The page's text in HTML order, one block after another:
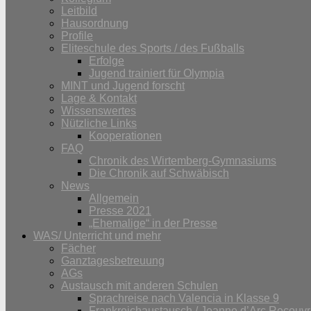
Leitbild
Hausordnung
Profile
Eliteschule des Sports / des Fußballs
Erfolge
Jugend trainiert für Olympia
MINT und Jugend forscht
Lage & Kontakt
Wissenswertes
Nützliche Links
Kooperationen
FAQ
Chronik des Wirtemberg-Gymnasiums
Die Chronik auf Schwäbisch
News
Allgemein
Presse 2021
„Ehemalige“ in der Presse
WAS/ Unterricht und mehr
Fächer
Ganztagesbetreuung
AGs
Austausch mit anderen Schulen
Sprachreise nach Valencia in Klasse 9